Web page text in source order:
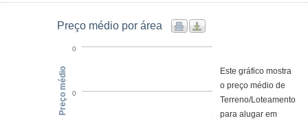
Preço médio por área
0
0
Preço médio
Este gráfico mostra
o preço médio de
Terreno/Loteamento
para alugar em